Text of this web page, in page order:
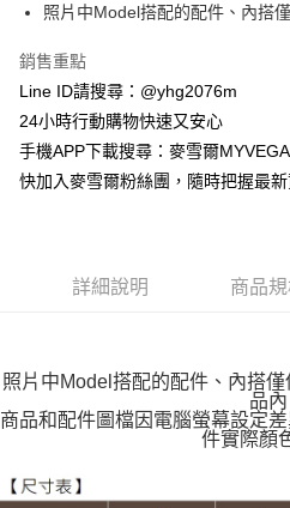
玉山商業銀行
台灣樂天信用卡公司
貨到付款
運送方式
全家取貨付款
每筆NT$100，滿NT$599(含以上)免
每筆NT$100，滿NT$988(含以上)
付款後萊爾富取貨
每筆NT$100，滿NT$988(含以上)
7-11取貨付款
照片中Model搭配的配件、內搭
銷售重點
Line ID請搜尋：@yhg2076m
24小時行動購物快速又安心
手機APP下載搜尋：麥雪爾MYVEGA
快加入麥雪爾粉絲團，隨時把握最
詳細說明 商品
照片中Model搭配的配件、內搭
品內
商品和配件圖檔因電腦螢幕設定
件實際顏